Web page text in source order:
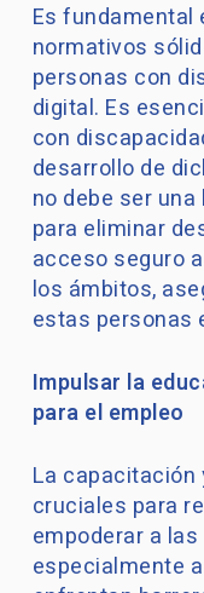
Es
normativos
personas con
digital. Es
con
desarrollo de
no debe ser
para eliminar
acceso seguro
los ámbitos,
estas personas
Impulsar la
para el empleo
La capacitación
cruciales para
empoderar a
especialmente